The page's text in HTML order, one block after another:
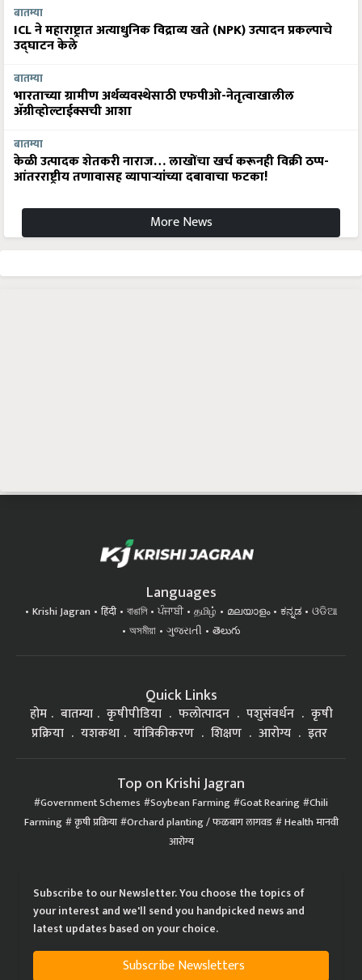
बातम्या
ICL ने महाराष्ट्रात अत्याधुनिक विद्राव्य खते (NPK) उत्पादन प्रकल्पाचे
उद्घाटन केले
बातम्या
भारताच्या ग्रामीण अर्थव्यवस्थेसाठी एफपीओ-नेतृत्वाखालील
अ‍ॅग्रीव्होल्टाईक्सची आशा
बातम्या
केळी उत्पादक शेतकरी नाराज… लाखोंचा खर्च करूनही विक्री ठप्प-
आंतरराष्ट्रीय तणावासह व्यापाऱ्यांच्या दबावाचा फटका!
More News
Languages
Krishi Jagran हिंदी বাঙালি ਪੰਜਾਬੀ தமிழ் മലയാളം ಕನ್ನಡ
ଓଡିଆ
অসমীয়া
ગુજરાતી తెలుగు
Quick Links
होम बातम्या कृषीपीडिया फलोत्पादन पशुसंवर्धन
कृषी
प्रक्रिया
यशकथा यांत्रिकीकरण शिक्षण आरोग्य इतर
Top on Krishi Jagran
Government Schemes Soybean Farming Goat Rearing Chili
Farming कृषी प्रक्रिया Orchard planting / फळबाग लागवड Health मानवी
आरोग्य
Subscribe to our Newsletter. You choose the topics of
your interest and we'll send you handpicked news and
latest updates based on your choice.
Subscribe Newsletters